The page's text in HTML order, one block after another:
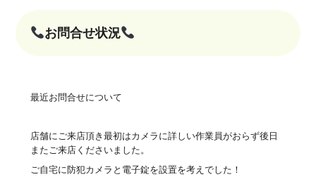
お問合せ状況
最近お問合せについて
店舗にご来店頂き最初はカメラに詳しい作業員がおらず後日
またご来店くださいました。
ご自宅に防犯カメラと電子錠を設置を考えでした！